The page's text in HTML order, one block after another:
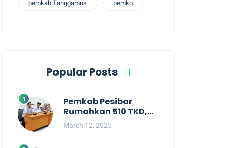
pemkab Tanggamus pemko
Popular Posts
Pemkab Pesibar
Rumahkan 510 TKD,
Suryadi : Jangan
Kaitkan Dengan
March 12, 2025